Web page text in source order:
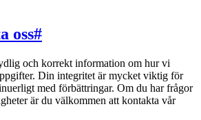
oss#
och korrekt information om hur vi
Din integritet är mycket viktig för
med förbättringar. Om du har frågor
är du välkommen att kontakta vår